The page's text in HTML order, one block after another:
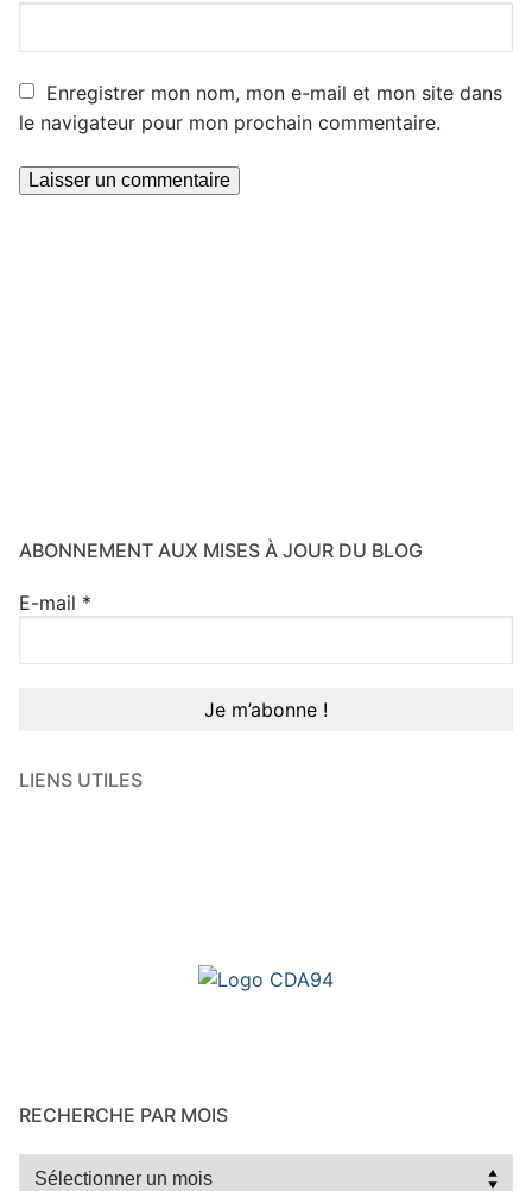
Enregistrer mon nom, mon e-mail et mon site dans
le navigateur pour mon prochain commentaire.
ABONNEMENT AUX MISES À JOUR DU BLOG
E-mail *
LIENS UTILES
RECHERCHE PAR MOIS
Recherche